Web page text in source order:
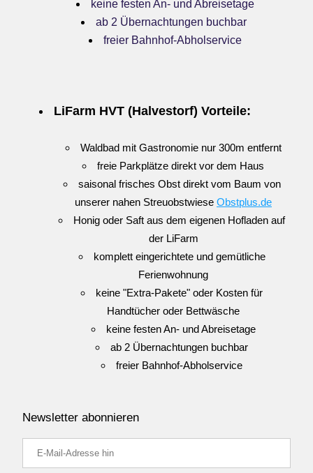
keine festen An- und Abreisetage
ab 2 Übernachtungen buchbar
freier Bahnhof-Abholservice
LiFarm HVT (Halvestorf) Vorteile:
Waldbad mit Gastronomie nur 300m entfernt
freie Parkplätze direkt vor dem Haus
saisonal frisches Obst direkt vom Baum von
unserer nahen Streuobstwiese Obstplus.de
Honig oder Saft aus dem eigenen Hofladen auf
der LiFarm
komplett eingerichtete und gemütliche
Ferienwohnung
keine "Extra-Pakete" oder Kosten für
Handtücher oder Bettwäsche
keine festen An- und Abreisetage
ab 2 Übernachtungen buchbar
freier Bahnhof-Abholservice
Newsletter abonnieren